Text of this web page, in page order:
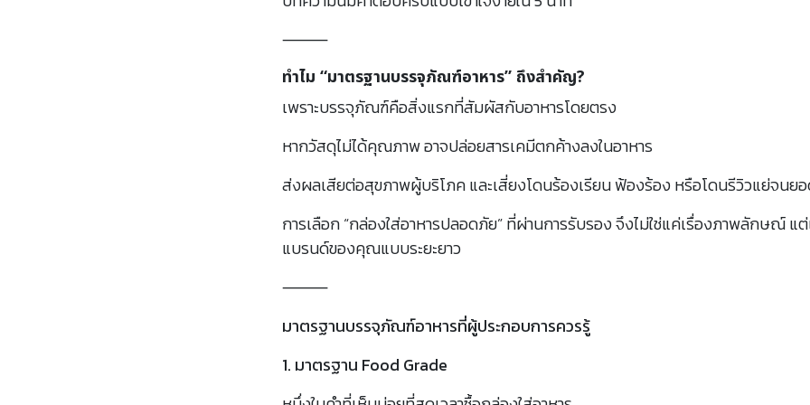
⸻
ทำไม “มาตรฐานบรรจุภัณฑ์อาหาร” ถึงสำคัญ?
เพราะบรรจุภัณฑ์คือสิ่งแรกที่สัมผัสกับอาหารโดยตรง
หากวัสดุไม่ได้คุณภาพ อาจปล่อยสารเคมีตกค้างลงในอาหาร
ส่งผลเสียต่อสุขภาพผู้บริโภค และเสี่ยงโดนร้องเรียน ฟ้องร้อง หรือโดนรีวิวแย่จนย
การเลือก “กล่องใส่อาหารปลอดภัย” ที่ผ่านการรับรอง จึงไม่ใช่แค่เรื่องภาพลักษณ์ แ
แบรนด์ของคุณแบบระยะยาว
⸻
มาตรฐานบรรจุภัณฑ์อาหารที่ผู้ประกอบการควรรู้
1. มาตรฐาน Food Grade